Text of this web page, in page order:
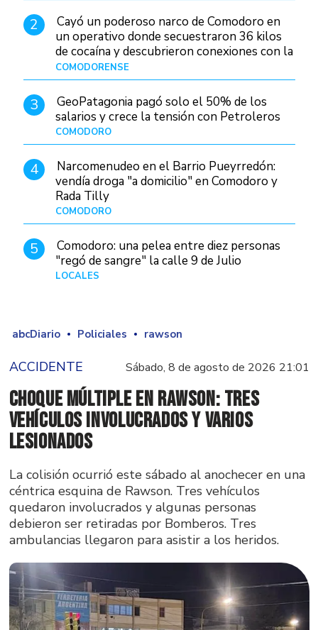
2
Cayó un poderoso narco de Comodoro en
un operativo donde secuestraron 36 kilos
de cocaína y descubrieron conexiones con la
Patagonia
COMODORENSE
3
GeoPatagonia pagó solo el 50% de los
salarios y crece la tensión con Petroleros
COMODORO
4
Narcomenudeo en el Barrio Pueyrredón:
vendía droga "a domicilio" en Comodoro y
Rada Tilly
COMODORO
5
Comodoro: una pelea entre diez personas
"regó de sangre" la calle 9 de Julio
LOCALES
abcDiario Policiales rawson
ACCIDENTE Sábado, 8 de agosto de 2026 21:01
Choque múltiple en Rawson: tres
vehículos involucrados y varios
lesionados
La colisión ocurrió este sábado al anochecer en una
céntrica esquina de Rawson. Tres vehículos
quedaron involucrados y algunas personas
debieron ser retiradas por Bomberos. Tres
ambulancias llegaron para asistir a los heridos.